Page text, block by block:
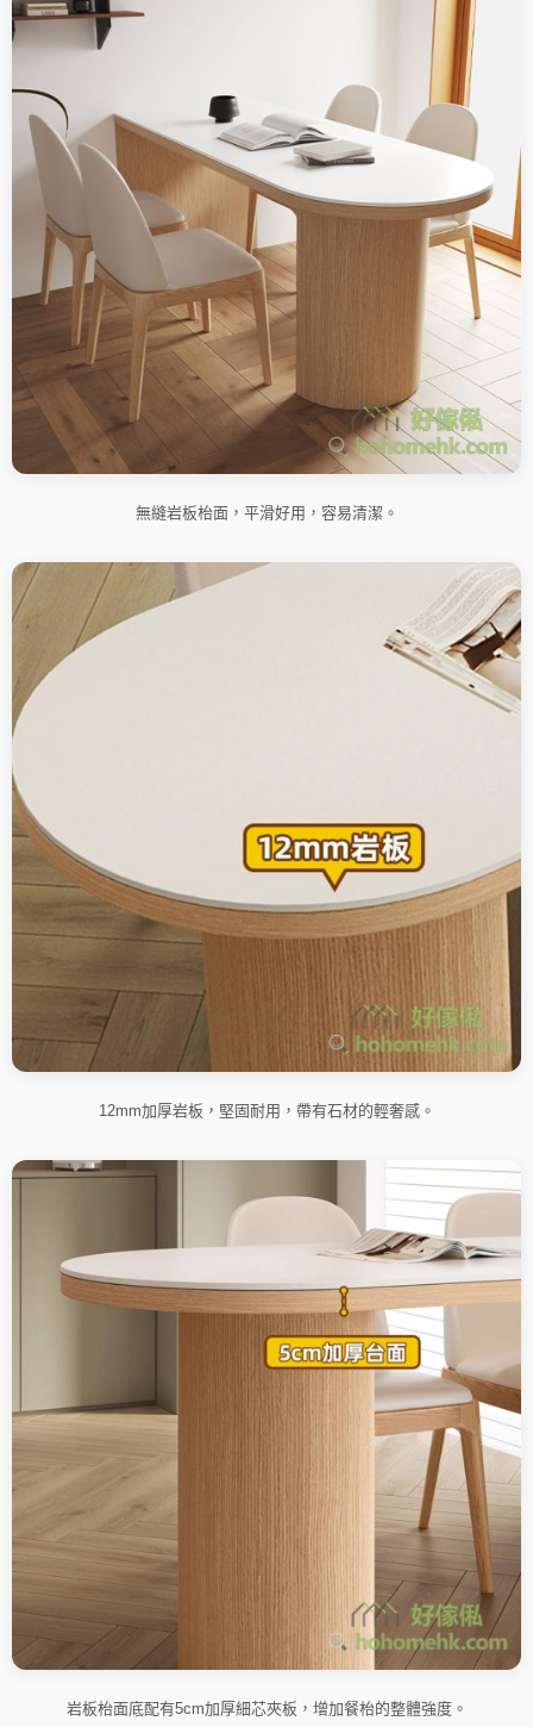
無縫岩板枱面，平滑好用，容易清潔。
12mm加厚岩板，堅固耐用，帶有石材的輕奢感。
岩板枱面底配有5cm加厚細芯夾板，增加餐枱的整體強度。